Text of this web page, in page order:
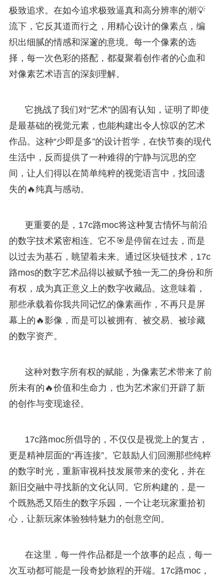
极致追求。在如今追求极致逼真和高分辨率的潮💡
流下，它反其道而行之，用精心设计的像素点，编
织出细腻的情感和深邃的意境。每一个像素的选
择，每一次色彩的搭配，都凝聚着创作者的心血和
对像素艺术语言的深刻理解。
它挑战了我们对“艺术”的固有认知，证明了即使
是最基础的视觉元素，也能构建出令人惊叹的艺术
作品。这种“少即是多”的设计哲学，在快节奏的现代
生活中，反而提供了一种难得的宁静与沉思的空
间，让人们得以在简单纯粹的视觉语言中，找回遗
失的🔥纯真与感动。
更重要的是，17c路moc将这种复古情怀与前沿
的数字技术紧密相连。它不🎯是停留在过去，而是
以过去为基石，眺望着未来。通过区块链技术，17c
路mos的数字艺术品得以被赋予独一无二的身份和所
有权，成为真正意义上的数字收藏品。这意味着，
那些承载着你我共同记忆的像素画作，不再只是屏
幕上的🔥影像，而是可以被拥有、被交易、被珍藏
的数字资产。
这种对数字所有权的赋能，为像素艺术带来了前
所未有的🔥价值和生命力，也为艺术家们开辟了新
的创作与变现途径。
17c路moc所倡导的，不仅仅是视觉上的复古，
更是精神层面的“再连接”。它鼓励人们回溯那些纯粹
的数字时光，重新审视科技发展带来的变化，并在
新旧交融中寻找新的文化认同。它所构建的，是一
个既熟悉又陌生的数字乐园，一个让老玩家重拾初
心，让新玩家体验独特魅力的创意空间。
在这里，每一件作品都是一个故事的起点，每一
次互动都可能是一段奇妙旅程的开端。17c路moc，